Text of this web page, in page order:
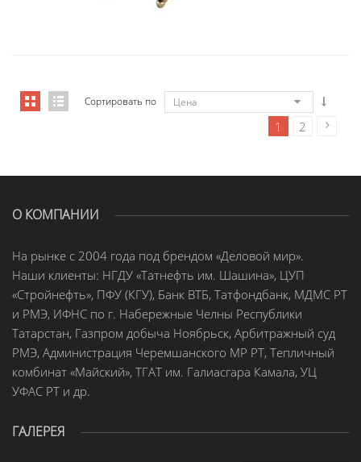
Сортировать по Цена
1 2
О КОМПАНИИ
На рынке с 2004 года под брендом «Деловой мир».
Наши клиенты: НГДУ «Татнефть им. Шашина», ЦУП
«Стройнефть», ПФУ (КГУ), Банк ВТБ, Татфондбанк, МДМС РТ
и РМЭ, ИФНС по г. Набережные Челны Республики
Татарстан, Газпром добыча Ноябрьск, Арбитражный суд
РМЭ, Администрация Черемшанского МР РТ, Тепличный
комбинат «Майский», ТГАТ им. Галиасгара Камала, УЦ
УФАС РТ и др.
ГАЛЕРЕЯ